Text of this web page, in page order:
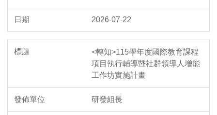
2026-07-22
<轉知>115學年度國際教育課程
項目執行輔導暨社群領導人增能
工作坊實施計畫
研發組長